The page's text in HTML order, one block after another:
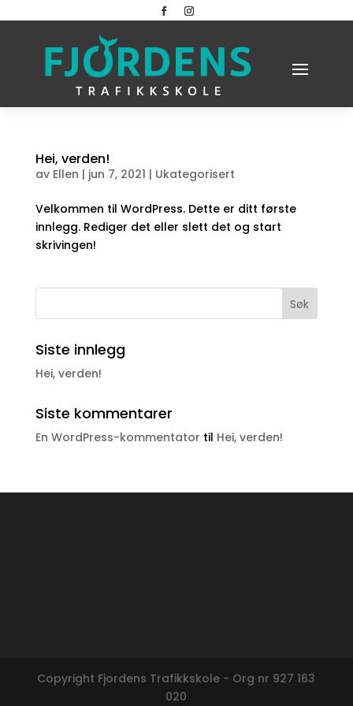
Hei, verden!
av Ellen | jun 7, 2021 | Ukategorisert
Velkommen til WordPress. Dette er ditt første
innlegg. Rediger det eller slett det og start
skrivingen!
Siste innlegg
Hei, verden!
Siste kommentarer
En WordPress-kommentator til Hei, verden!
Copyright Fjordens Trafikkskole - Org nr 927 163
020